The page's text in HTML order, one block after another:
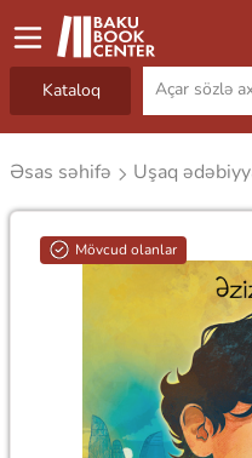
Kataloq
Əsas səhifə Uşaq
Mövcud olanlar